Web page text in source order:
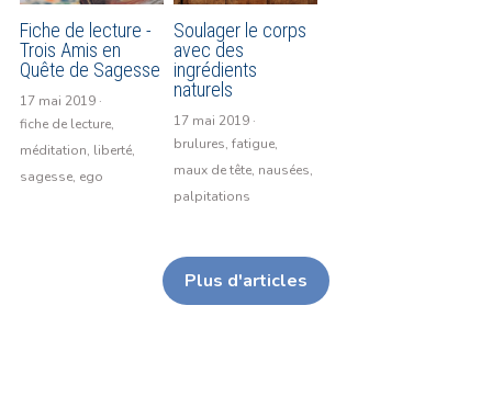
Fiche de lecture -
Trois Amis en
Quête de Sagesse
17 mai 2019·
fiche de lecture,
méditation, liberté,
sagesse, ego
Soulager le corps
avec des
ingrédients
naturels
17 mai 2019·
brulures, fatigue,
maux de tête, nausées,
palpitations
Plus d'articles